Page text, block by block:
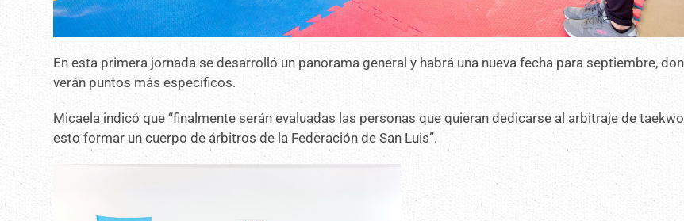
En esta primera jornada se desarrolló un panorama general y habrá una nueva fecha para septiembre,
verán puntos más específicos.
Micaela indicó que “finalmente serán evaluadas las personas que quieran dedicarse al arbitraje de
esto formar un cuerpo de árbitros de la Federación de San Luis”.